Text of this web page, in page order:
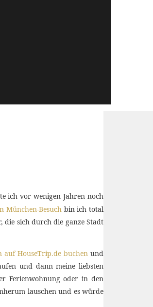
ich vor wenigen Jahren noch
München-Besuchbin ich total
die sich durch die ganze Stadt
auf HouseTrip.de buchen und
und dann meine liebsten
Ferienwohnung oder in den
lauschen und es würde